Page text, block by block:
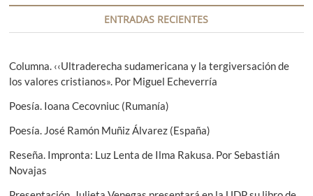
ó
n
d
e
e
n
t
r
o
:
g
i
e
t
ENTRADAS RECIENTES
Columna. ‹‹Ultraderecha sudamericana y la tergiversación de
los valores cristianos». Por Miguel Echeverría
Poesía. Ioana Cecovniuc (Rumanía)
Poesía. José Ramón Muñiz Álvarez (España)
Reseña. Impronta: Luz Lenta de Ilma Rakusa. Por Sebastián
Novajas